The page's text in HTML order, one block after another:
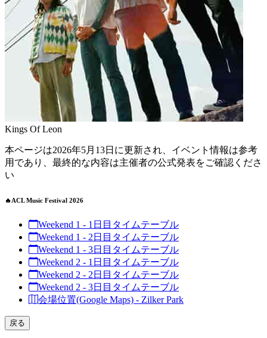
Kings Of Leon
本ページは2026年5月13日に更新され、イベント情報は参考
用であり、最終的な内容は主催者の公式発表をご確認くださ
い
🔥ACL Music Festival 2026
Weekend 1 - 1日目タイムテーブル
Weekend 1 - 2日目タイムテーブル
Weekend 1 - 3日目タイムテーブル
Weekend 2 - 1日目タイムテーブル
Weekend 2 - 2日目タイムテーブル
Weekend 2 - 3日目タイムテーブル
会場位置(Google Maps) - Zilker Park
戻る